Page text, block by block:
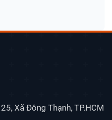
Xã Đông Thạnh, TP.HCM